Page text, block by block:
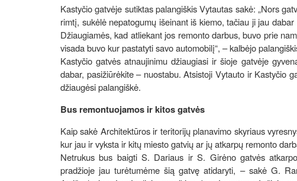
Kastyčio gatvėje sutiktas palangiškis Vytautas sakė: „Nors
rimtį, sukėlė nepatogumų išeinant iš kiemo, tačiau ji jau
Džiaugiamės, kad atliekant jos remonto darbus, buvo prie
visada buvo kur pastatyti savo automobilį“, – kalbėjo
Kastyčio gatvės atnaujinimu džiaugiasi ir šioje gatvėje
dabar, pasižiūrėkite – nuostabu. Atsistoji Vytauto ir Kastyčio
džiaugėsi palangiškė.
Bus remontuojamos ir kitos gatvės
Kaip sakė Architektūros ir teritorijų planavimo skyriaus
kur jau ir vyksta ir kitų miesto gatvių ar jų atkarpų remonto
Netrukus bus baigti S. Dariaus ir S. Girėno gatvės
pradžioje jau turėtumėme šią gatvę atidaryti, – sakė G.